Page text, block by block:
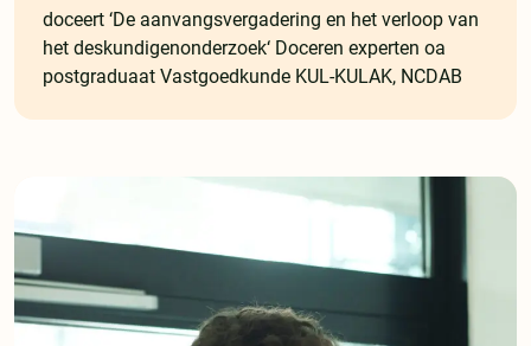
doceert ‘De aanvangsvergadering en het verloop van
het deskundigenonderzoek‘ Doceren experten oa
postgraduaat Vastgoedkunde KUL-KULAK, NCDAB